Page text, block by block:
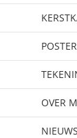
OVER
NIEUWS